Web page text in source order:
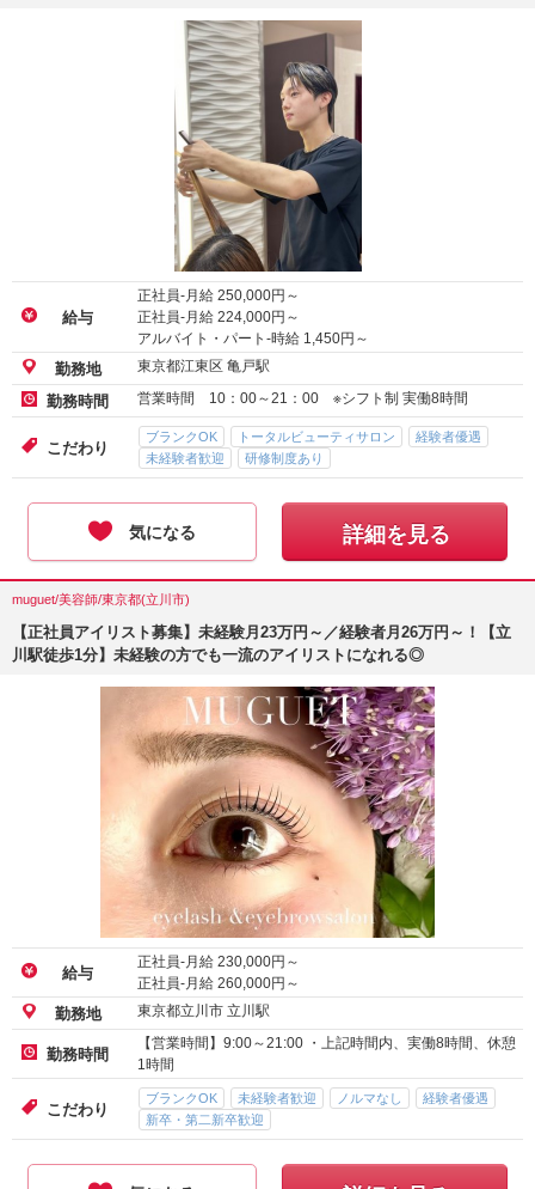
給与
正社員-月給 250,000円～
正社員-月給 224,000円～
アルバイト・パート-時給 1,450円～
勤務地 東京都江東区 亀戸駅
勤務時間 営業時間 10：00～21：00 ※シフト制 実働8時間
こだわり
ブランクOK トータルビューティサロン
経験者優遇
未経験者歓迎
研修制度あり
気になる 詳細を見る
muguet/美容師/東京都(立川市)
【正社員アイリスト募集】未経験月23万円～／経験者月26万円～！【立
川駅徒歩1分】未経験の方でも一流のアイリストになれる◎
給与
正社員-月給 230,000円～
正社員-月給 260,000円～
勤務地 東京都立川市 立川駅
勤務時間
【営業時間】9:00～21:00 ・上記時間内、実働8時間、休憩
1時間
こだわり
ブランクOK 未経験者歓迎 ノルマなし
経験者優遇
新卒・第二新卒歓迎